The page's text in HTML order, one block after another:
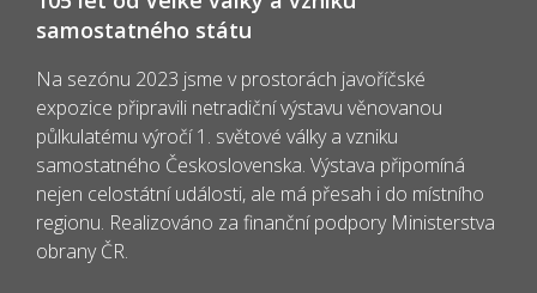
samostatného státu
Na sezónu 2023 jsme v prostorách javoříčské
expozice připravili netradiční výstavu věnovanou
půlkulatému výročí 1. světové války a vzniku
samostatného Československa. Výstava připomíná
nejen celostátní události, ale má přesah i do místního
regionu. Realizováno za finanční podpory Ministerstva
obrany ČR.